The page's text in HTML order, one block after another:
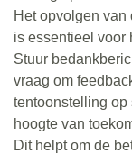
Het opvolgen
is essentieel voor
Stuur
vraag om
tentoonstelling
hoogte van
Dit helpt om de